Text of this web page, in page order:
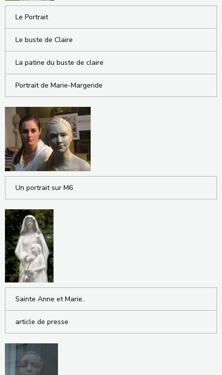
Le Portrait
Le buste de Claire
La patine du buste de claire
Portrait de Marie-Margeride
Un portrait sur M6
Sainte Anne et Marie..
article de presse